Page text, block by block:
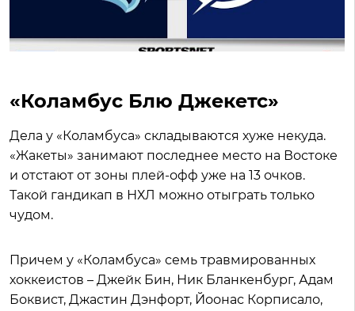
«Коламбус Блю Джекетс»
Дела у «Коламбуса» складываются хуже некуда.
«Жакеты» занимают последнее место на Востоке
и отстают от зоны плей-офф уже на 13 очков.
Такой гандикап в НХЛ можно отыграть только
чудом.
Причем у «Коламбуса» семь травмированных
хоккеистов – Джейк Бин, Ник Бланкенбург, Адам
Боквист, Джастин Дэнфорт, Йоонас Корписало,